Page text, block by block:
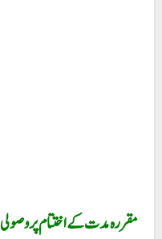
مقررہ مدت کے اختتام پر وصولی